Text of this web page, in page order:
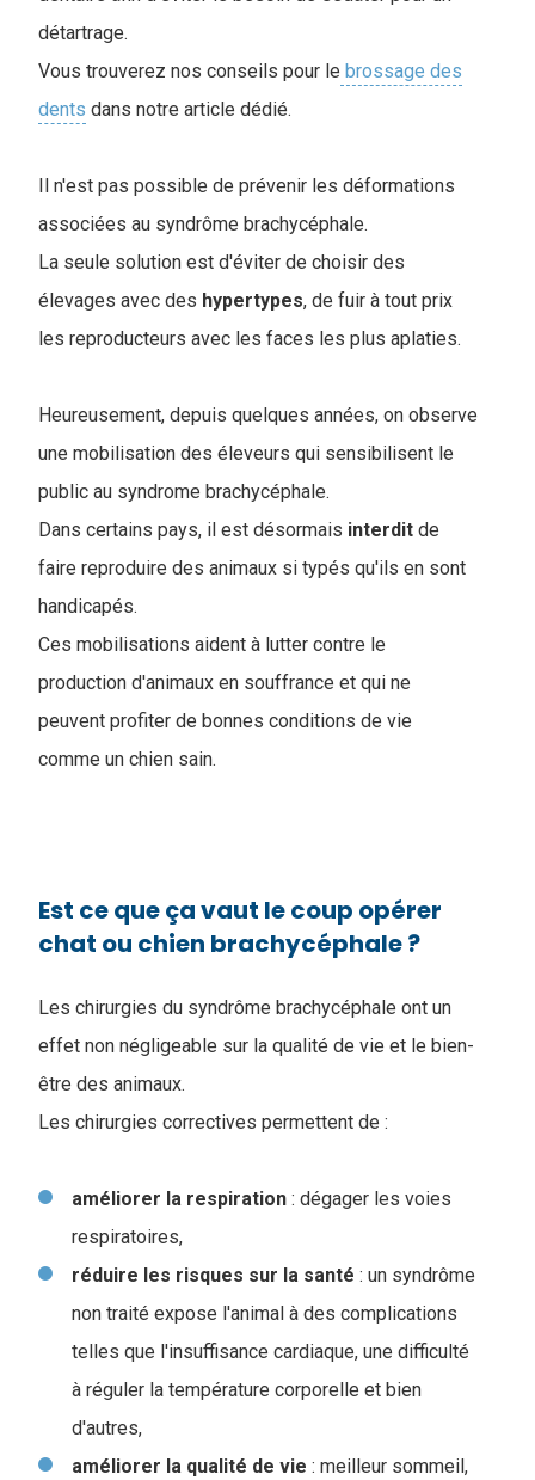
détartrage.
Vous trouverez nos conseils pour le brossage des
dents dans notre article dédié.
Il n'est pas possible de prévenir les déformations
associées au syndrôme brachycéphale.
La seule solution est d'éviter de choisir des
élevages avec des hypertypes, de fuir à tout prix
les reproducteurs avec les faces les plus aplaties.
Heureusement, depuis quelques années, on observe
une mobilisation des éleveurs qui sensibilisent le
public au syndrome brachycéphale.
Dans certains pays, il est désormais interdit de
faire reproduire des animaux si typés qu'ils en sont
handicapés.
Ces mobilisations aident à lutter contre le
production d'animaux en souffrance et qui ne
peuvent profiter de bonnes conditions de vie
comme un chien sain.
Est ce que ça vaut le coup opérer
chat ou chien brachycéphale ?
Les chirurgies du syndrôme brachycéphale ont un
effet non négligeable sur la qualité de vie et le bien-
être des animaux.
Les chirurgies correctives permettent de :
améliorer la respiration : dégager les voies
respiratoires,
réduire les risques sur la santé : un syndrôme
non traité expose l'animal à des complications
telles que l'insuffisance cardiaque, une difficulté
à réguler la température corporelle et bien
d'autres,
améliorer la qualité de vie : meilleur sommeil,